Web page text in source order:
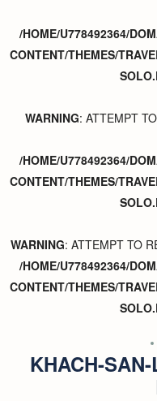
/HOME/U778492364/
CONTENT/THEMES/
WARNING: ATTEMPT
/HOME/U778492364/
CONTENT/THEMES/
WARNING: ATTEMPT TO
/HOME/U778492364/
CONTENT/THEMES/
KHACH-